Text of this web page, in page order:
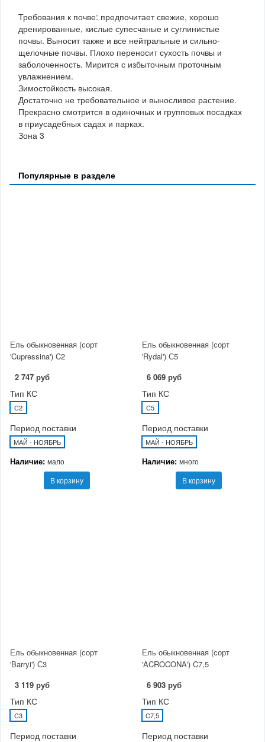
Требования к почве: предпочитает свежие, хорошо
дренированные, кислые супесчаные и суглинистые
почвы. Выносит также и все нейтральные и сильно-
щелочные почвы. Плохо переносит сухость почвы и
заболоченность. Мирится с избыточным проточным
увлажнением.
Зимостойкость высокая.
Достаточно не требовательное и выносливое растение.
Прекрасно смотрится в одиночных и групповых посадках
в приусадебных садах и парках.
Зона 3
Популярные в разделе
Ель обыкновенная (сорт
'Cupressina') C2
2 747 руб
Тип КС
C2
Период поставки
МАЙ - НОЯБРЬ
Наличие: мало
В корзину
Ель обыкновенная (сорт
'Rydal') С5
6 069 руб
Тип КС
C5
Период поставки
МАЙ - НОЯБРЬ
Наличие: много
В корзину
Ель обыкновенная (сорт
'Barryi') С3
3 119 руб
Тип КС
C3
Период поставки
Ель обыкновенная (сорт
'ACROCONA') C7,5
6 903 руб
Тип КС
C7,5
Период поставки